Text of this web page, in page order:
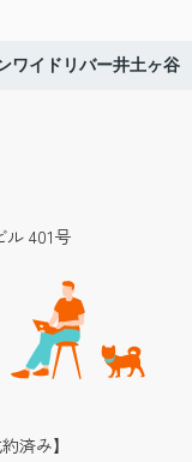
ワイドリバー井土ヶ谷
401号
済み】